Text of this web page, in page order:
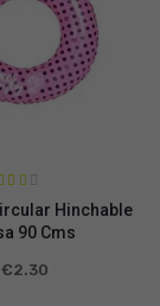
en
5
Hinchable
90 Cms
€2.30